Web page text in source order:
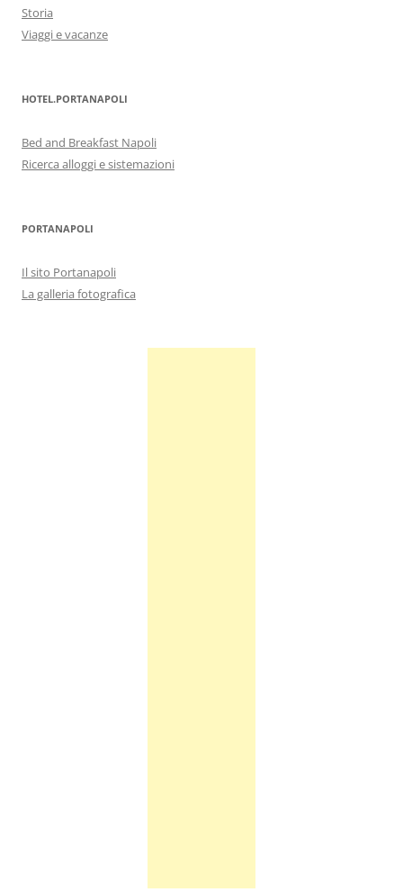
Storia
Viaggi e vacanze
HOTEL.PORTANAPOLI
Bed and Breakfast Napoli
Ricerca alloggi e sistemazioni
PORTANAPOLI
Il sito Portanapoli
La galleria fotografica